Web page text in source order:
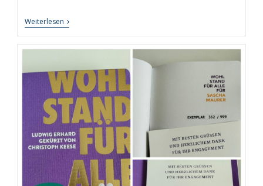
Weiterlesen “Syndimensionale
Neuausrichtung
Nachhaltigen
Beim
Springer
Gabler
Verlag
Erschienen!